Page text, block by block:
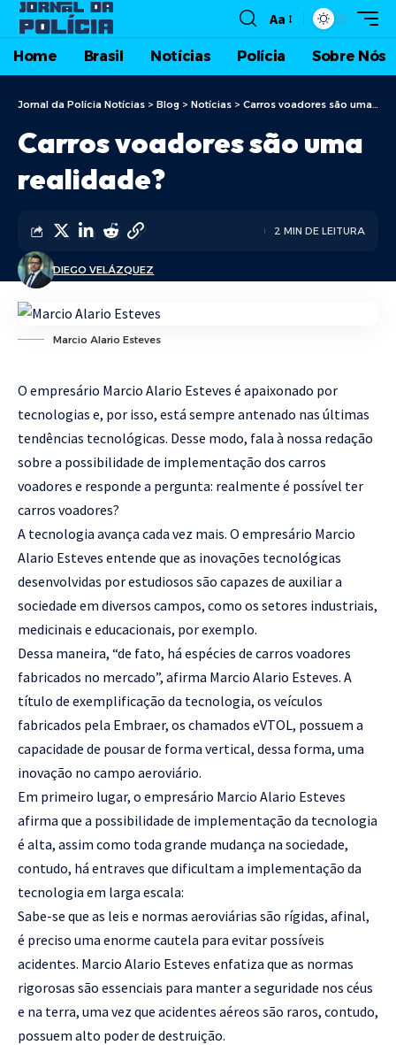
Aa
Home Brasil Notícias Polícia Sobre Nós
Jornal da Polícia Notícias > Blog > Notícias > Carros voadores são uma realidade?
Carros voadores são uma
realidade?
DIEGO VELÁZQUEZ
2 MIN DE LEITURA
Marcio Alario Esteves
O empresário Marcio Alario Esteves é apaixonado por
tecnologias e, por isso, está sempre antenado nas últimas
tendências tecnológicas. Desse modo, fala à nossa redação
sobre a possibilidade de implementação dos carros
voadores e responde a pergunta: realmente é possível ter
carros voadores?
A tecnologia avança cada vez mais. O empresário Marcio
Alario Esteves entende que as inovações tecnológicas
desenvolvidas por estudiosos são capazes de auxiliar a
sociedade em diversos campos, como os setores industriais,
medicinais e educacionais, por exemplo.
Dessa maneira, “de fato, há espécies de carros voadores
fabricados no mercado”, afirma Marcio Alario Esteves. A
título de exemplificação da tecnologia, os veículos
fabricados pela Embraer, os chamados eVTOL, possuem a
capacidade de pousar de forma vertical, dessa forma, uma
inovação no campo aeroviário.
Em primeiro lugar, o empresário Marcio Alario Esteves
afirma que a possibilidade de implementação da tecnologia
é alta, assim como toda grande mudança na sociedade,
contudo, há entraves que dificultam a implementação da
tecnologia em larga escala:
Sabe-se que as leis e normas aeroviárias são rígidas, afinal,
é preciso uma enorme cautela para evitar possíveis
acidentes. Marcio Alario Esteves enfatiza que as normas
rigorosas são essenciais para manter a seguridade nos céus
e na terra, uma vez que acidentes aéreos são raros, contudo,
possuem alto poder de destruição.